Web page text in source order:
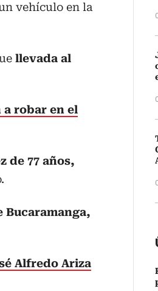
vehículo en la
llevada al
a robar en el
de 77 años,
Bucaramanga,
Alfredo Ariza